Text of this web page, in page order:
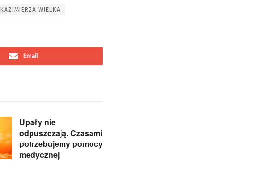
KAZIMIERZA WIELKA
Email
Upały nie
odpuszczają. Czasami
potrzebujemy pomocy
medycznej